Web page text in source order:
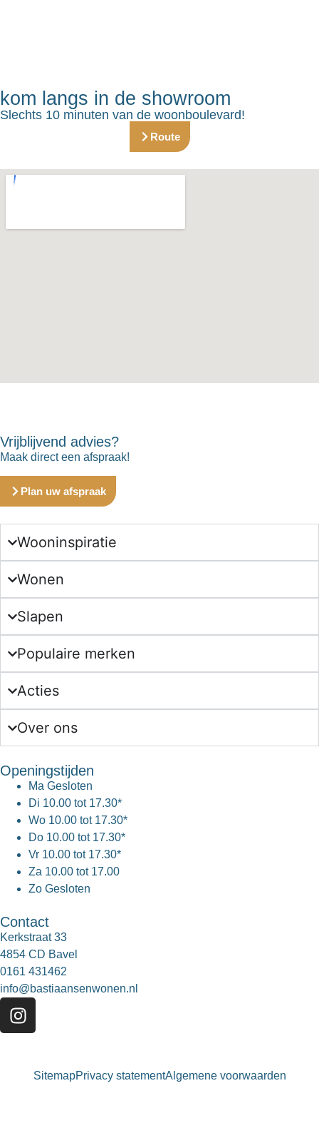
kom langs in de showroom
Slechts 10 minuten van de woonboulevard!
Route
Vrijblijvend advies?
Maak direct een afspraak!
Plan uw afspraak
Wooninspiratie
Wonen
Slapen
Populaire merken
Acties
Over ons
Openingstijden
Ma Gesloten
Di 10.00 tot 17.30*
Wo 10.00 tot 17.30*
Do 10.00 tot 17.30*
Vr 10.00 tot 17.30*
Za 10.00 tot 17.00
Zo Gesloten
Contact
Kerkstraat 33
4854 CD Bavel
0161 431462
info@bastiaansenwonen.nl
SitemapPrivacy statementAlgemene voorwaarden